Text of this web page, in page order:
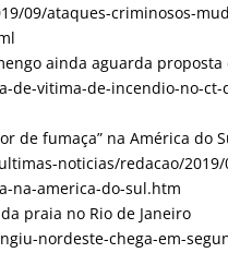
09/ataques-criminosos-
ainda aguarda
vitima-de-incendio-no-ct-
de fumaça” na América do
noticias/redacao/
na-america-do-sul.htm
praia no Rio de Janeiro
nordeste-chega-em-